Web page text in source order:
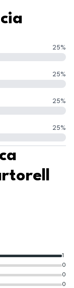
25%
25%
25%
25%
0
0
0
1